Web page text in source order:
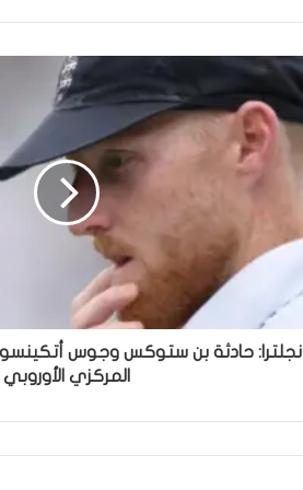
إنجلترا: حادثة بن ستوكس وجوس
المركزي الأوروبي